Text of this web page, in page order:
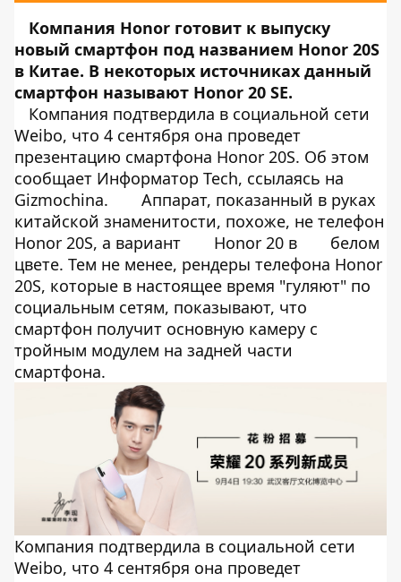
Компания Honor готовит к выпуску
новый смартфон под названием Honor 20S
в Китае. В некоторых источниках данный
смартфон называют Honor 20 SE.
Компания подтвердила в социальной сети
Weibo, что 4 сентября она проведет
презентацию смартфона Honor 20S. Об этом
сообщает Информатор Tech, ссылаясь на
Gizmochina.
Аппарат, показанный в руках
китайской знаменитости, похоже, не телефон
Honor 20S, а вариант
Honor 20 в
белом
цвете. Тем не менее, рендеры телефона Honor
20S, которые в настоящее время "гуляют" по
социальным сетям, показывают, что
смартфон получит основную камеру с
тройным модулем на задней части
смартфона.
Компания подтвердила в социальной сети
Weibo, что 4 сентября она проведет